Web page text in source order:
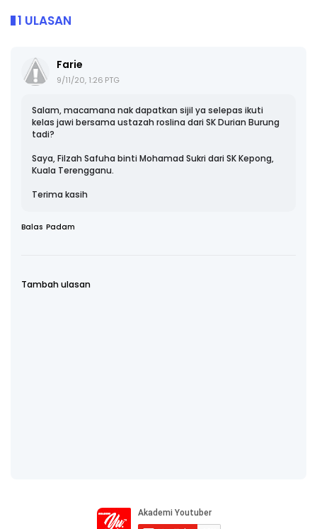
1 ULASAN
Farie
9/11/20, 1:26 PTG
Salam, macamana nak dapatkan sijil ya selepas ikuti
kelas jawi bersama ustazah roslina dari SK Durian Burung
tadi?
Saya, Filzah Safuha binti Mohamad Sukri dari SK Kepong,
Kuala Terengganu.
Terima kasih
Balas Padam
Tambah ulasan